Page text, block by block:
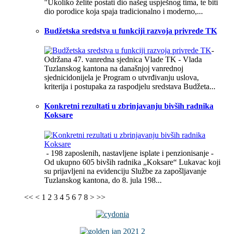
"Ukoliko želite postati dio našeg uspješnog tima, te biti
dio porodice koja spaja tradicionalno i moderno,...
Budžetska sredstva u funkciji razvoja privrede TK
-
Održana 47. vanredna sjednica Vlade TK - Vlada
Tuzlanskog kantona na današnjoj vanrednoj
sjednicidonijela je Program o utvrđivanju uslova,
kriterija i postupaka za raspodjelu sredstava Budžeta...
Konkretni rezultati u zbrinjavanju bivših radnika
Koksare
- 198 zaposlenih, nastavljene isplate i penzionisanje -
Od ukupno 605 bivših radnika „Koksare“ Lukavac koji
su prijavljeni na evidenciju Službe za zapošljavanje
Tuzlanskog kantona, do 8. jula 198...
<< < 1 2 3 4 5 6 7 8 > >>